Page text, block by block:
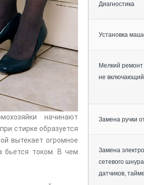
Диагностика
Установка
Мелкий ремонт
не
Замена ручки
Замена
сетевого
датчиков,
начинают
стирке образуется
вытекает огромное
бьется током. В чем